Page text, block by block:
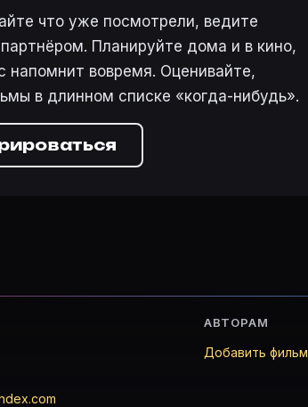
что уже посмотрели, ведите
Планируйте дома и в кино,
напомнит вовремя. Оценивайте,
в длинном списке «когда-нибудь».
АВТОРАМ
Добавить фильм